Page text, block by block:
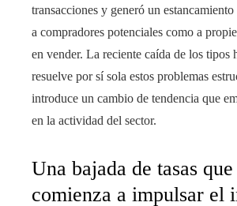
transacciones y generó un
a compradores potenciales como a
en vender. La reciente caída de los tipos
resuelve por sí sola estos problemas
introduce un cambio de tendencia que
en la actividad del sector.
Una bajada de tasas
comienza a impulsar el